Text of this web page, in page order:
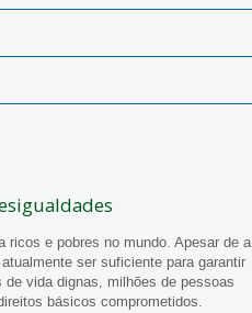
ricos e pobres no mundo. Apesar de a
ser suficiente para garantir
de vida dignas, milhões de pessoas
básicos comprometidos.